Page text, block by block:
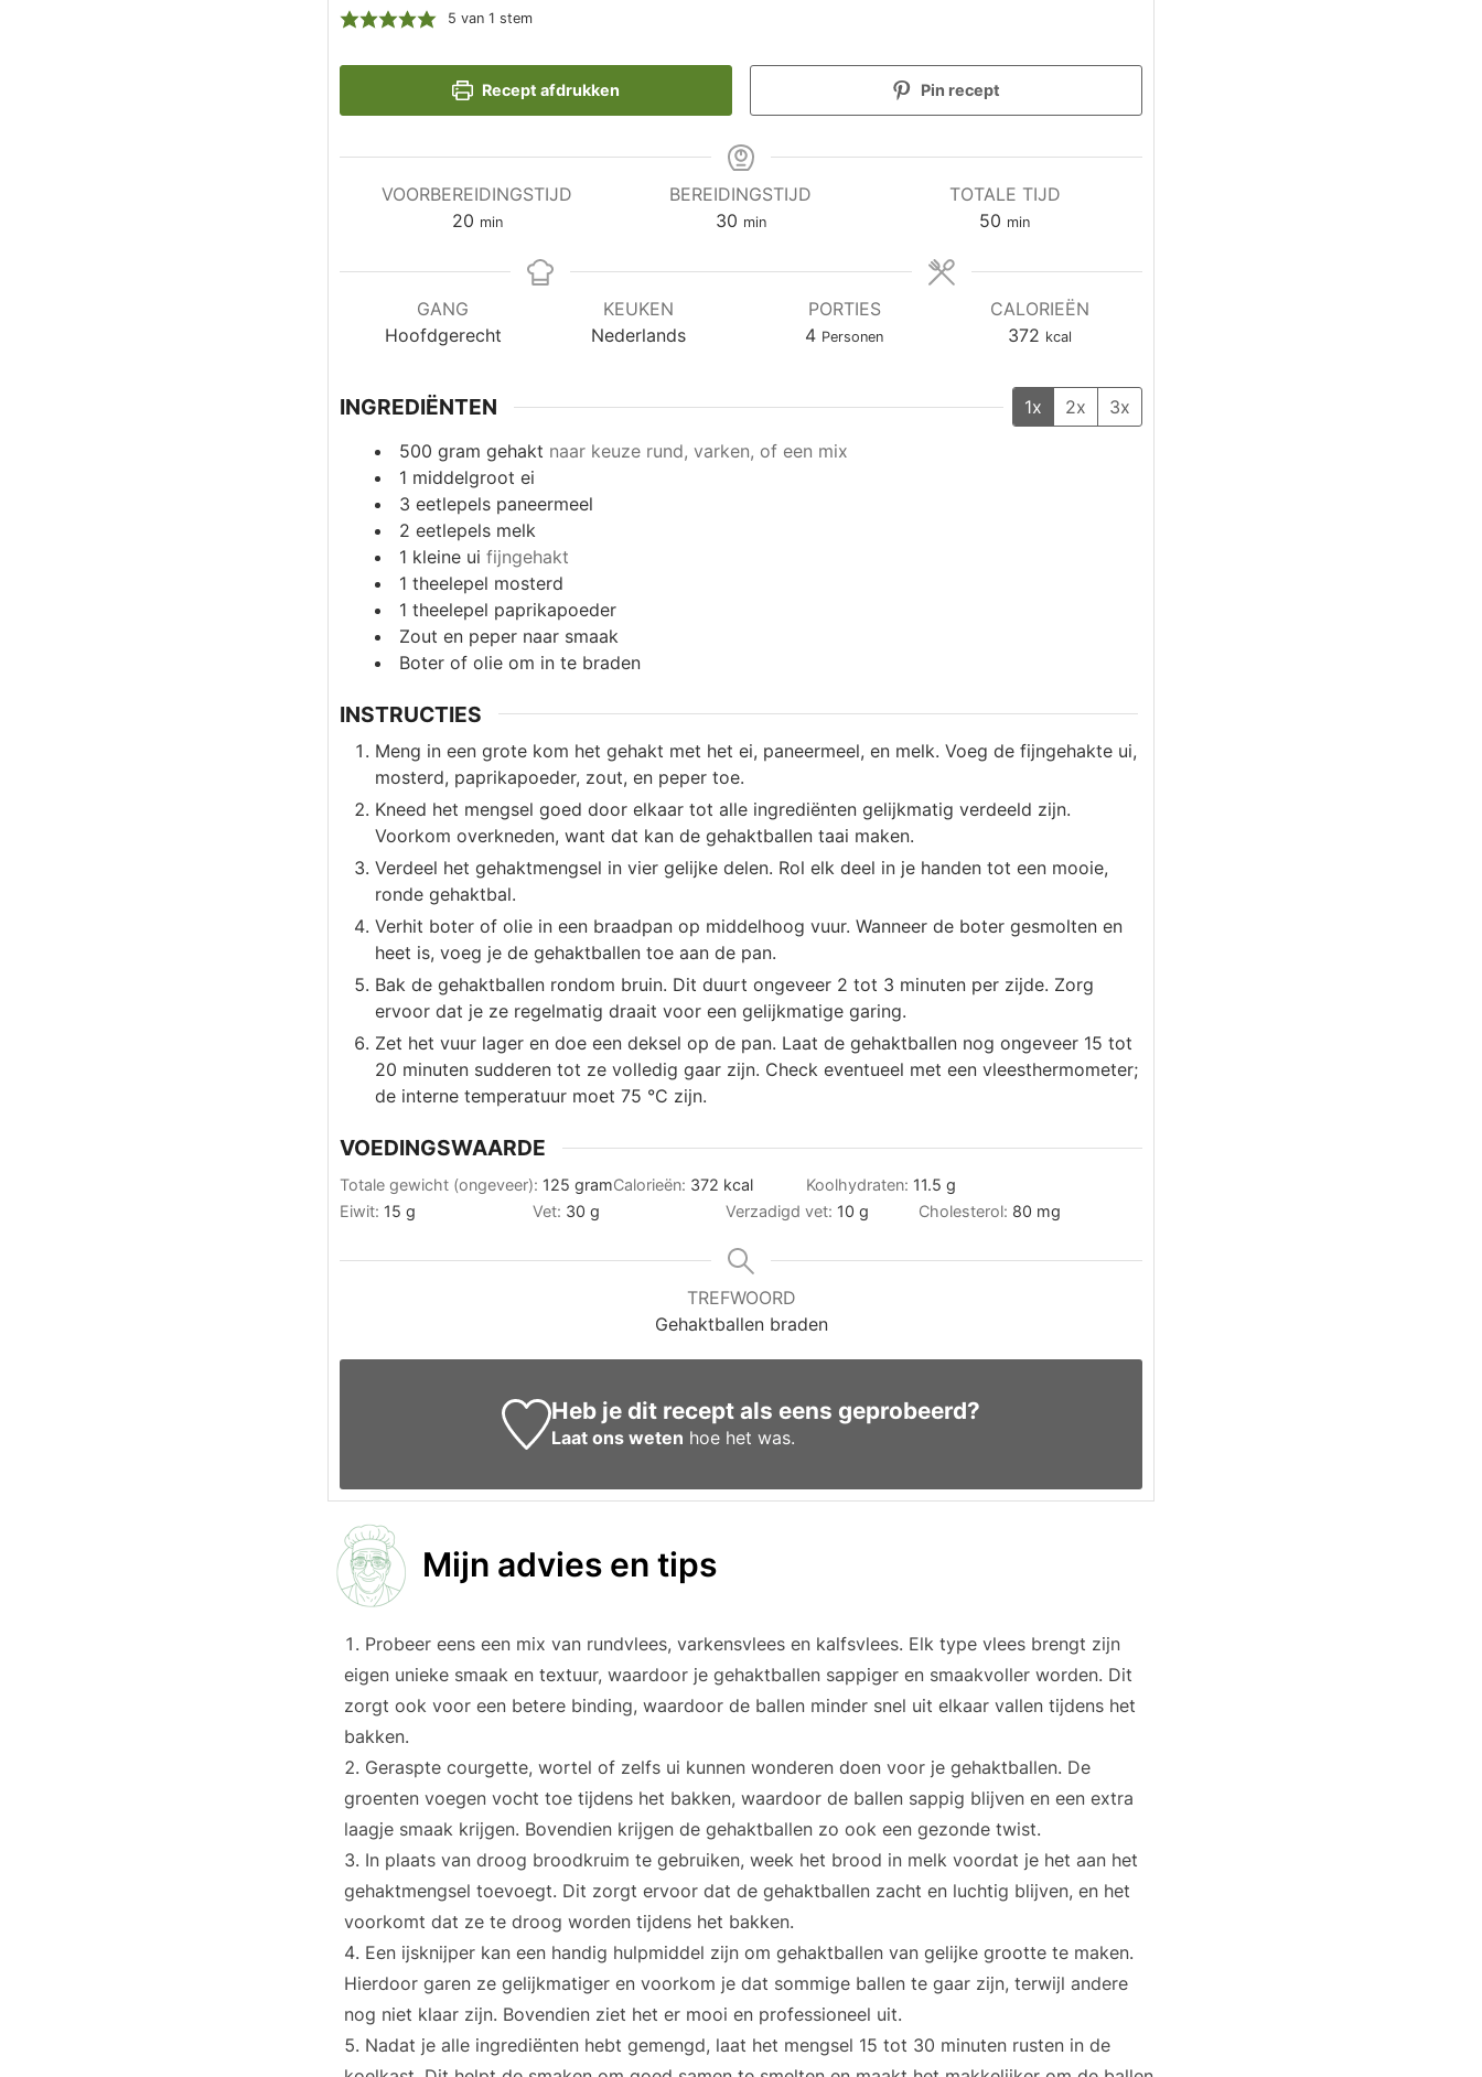
5 van 1 stem
Recept afdrukken Pin recept
VOORBEREIDINGSTIJD
20minuten
min
BEREIDINGSTIJD
30minuten
min
TOTALE TIJD
50 minuten
min
GANG
Hoofdgerecht
KEUKEN
Nederlands
PORTIES
4 Personen
CALORIEËN
372 kcal
INGREDIËNTEN 1x 2x
3x
500 gram gehakt naar keuze rund, varken, of een mix
1 middelgroot ei
3 eetlepels paneermeel
2 eetlepels melk
1 kleine ui fijngehakt
1 theelepel mosterd
1 theelepel paprikapoeder
Zout en peper naar smaak
Boter of olie om in te braden
INSTRUCTIES
Meng in een grote kom het gehakt met het ei, paneermeel, en melk. Voeg de fijngehakte ui,
mosterd, paprikapoeder, zout, en peper toe.
Kneed het mengsel goed door elkaar tot alle ingrediënten gelijkmatig verdeeld zijn.
Voorkom overkneden, want dat kan de gehaktballen taai maken.
Verdeel het gehaktmengsel in vier gelijke delen. Rol elk deel in je handen tot een mooie,
ronde gehaktbal.
Verhit boter of olie in een braadpan op middelhoog vuur. Wanneer de boter gesmolten en
heet is, voeg je de gehaktballen toe aan de pan.
Bak de gehaktballen rondom bruin. Dit duurt ongeveer 2 tot 3 minuten per zijde. Zorg
ervoor dat je ze regelmatig draait voor een gelijkmatige garing.
Zet het vuur lager en doe een deksel op de pan. Laat de gehaktballen nog ongeveer 15 tot
20 minuten sudderen tot ze volledig gaar zijn. Check eventueel met een vleesthermometer;
de interne temperatuur moet 75 °C zijn.
VOEDINGSWAARDE
Totale gewicht (ongeveer): 125 gramCalorieën: 372 kcal Koolhydraten: 11.5 g
Eiwit: 15 g Vet: 30 g Verzadigd vet: 10 g Cholesterol: 80 mg
TREFWOORD
Gehaktballen braden
Heb je dit recept als eens geprobeerd?
Laat ons weten hoe het was.
Mijn advies en tips
Probeer eens een mix van rundvlees, varkensvlees en kalfsvlees. Elk type vlees brengt zijn
eigen unieke smaak en textuur, waardoor je gehaktballen sappiger en smaakvoller worden. Dit
zorgt ook voor een betere binding, waardoor de ballen minder snel uit elkaar vallen tijdens het
bakken.
Geraspte courgette, wortel of zelfs ui kunnen wonderen doen voor je gehaktballen. De
groenten voegen vocht toe tijdens het bakken, waardoor de ballen sappig blijven en een extra
laagje smaak krijgen. Bovendien krijgen de gehaktballen zo ook een gezonde twist.
In plaats van droog broodkruim te gebruiken, week het brood in melk voordat je het aan het
gehaktmengsel toevoegt. Dit zorgt ervoor dat de gehaktballen zacht en luchtig blijven, en het
voorkomt dat ze te droog worden tijdens het bakken.
Een ijsknijper kan een handig hulpmiddel zijn om gehaktballen van gelijke grootte te maken.
Hierdoor garen ze gelijkmatiger en voorkom je dat sommige ballen te gaar zijn, terwijl andere
nog niet klaar zijn. Bovendien ziet het er mooi en professioneel uit.
Nadat je alle ingrediënten hebt gemengd, laat het mengsel 15 tot 30 minuten rusten in de